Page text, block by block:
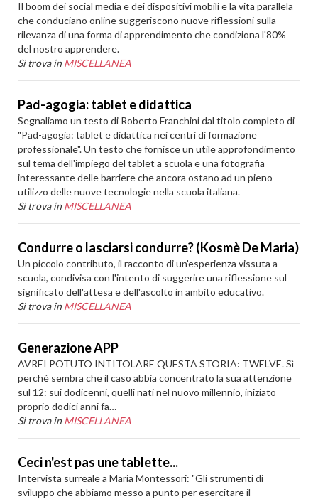
Il boom dei social media e dei dispositivi mobili e la vita parallela
che conduciano online suggeriscono nuove riflessioni sulla
rilevanza di una forma di apprendimento che condiziona l'80%
del nostro apprendere.
Si trova in MISCELLANEA
Pad-agogia: tablet e didattica
Segnaliamo un testo di Roberto Franchini dal titolo completo di
"Pad-agogia: tablet e didattica nei centri di formazione
professionale". Un testo che fornisce un utile approfondimento
sul tema dell'impiego del tablet a scuola e una fotografia
interessante delle barriere che ancora ostano ad un pieno
utilizzo delle nuove tecnologie nella scuola italiana.
Si trova in MISCELLANEA
Condurre o lasciarsi condurre? (Kosmè De Maria)
Un piccolo contributo, il racconto di un'esperienza vissuta a
scuola, condivisa con l'intento di suggerire una riflessione sul
significato dell'attesa e dell'ascolto in ambito educativo.
Si trova in MISCELLANEA
Generazione APP
AVREI POTUTO INTITOLARE QUESTA STORIA: TWELVE. Sì
perché sembra che il caso abbia concentrato la sua attenzione
sul 12: sui dodicenni, quelli nati nel nuovo millennio, iniziato
proprio dodici anni fa…
Si trova in MISCELLANEA
Ceci n'est pas une tablette...
Intervista surreale a Maria Montessori: "Gli strumenti di
sviluppo che abbiamo messo a punto per esercitare il